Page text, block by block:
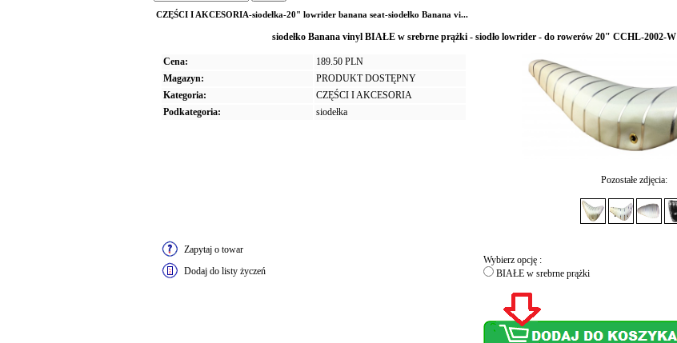
CZĘŚCI I AKCESORIA-siodełka-20" lowrider banana seat-siodełko Banana vi...
siodełko Banana vinyl BIAŁE w srebrne prążki - siodło lowrider - do rowerów 20" CCHL-2002-W
Cena:
189.50 PLN
Magazyn:
PRODUKT DOSTĘPNY
Kategoria:
CZĘŚCI I AKCESORIA
Podkategoria:
siodełka
Pozostałe zdjęcia:
Zapytaj o towar
Dodaj do listy życzeń
Wybierz opcję :
BIAŁE w srebrne prążki